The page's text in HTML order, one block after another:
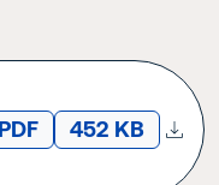
DATEITYP:
PDF Dateigröße:
452 KB